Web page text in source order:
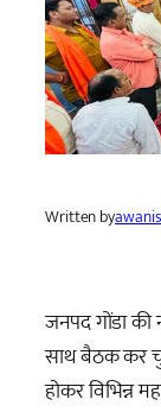
Written by
जनपद गोंडा की
साथ बैठक कर
होकर विभिन्न